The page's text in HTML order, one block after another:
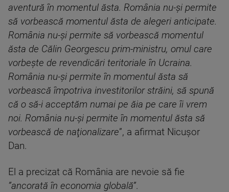
aventură în momentul ăsta. România nu-şi permite
să vorbească momentul ăsta de alegeri anticipate.
România nu-şi permite să vorbească momentul
ăsta de Călin Georgescu prim-ministru, omul care
vorbeşte de revendicări teritoriale în Ucraina.
România nu-şi permite în momentul ăsta să
vorbească împotriva investitorilor străini, să spună
că o să-i acceptăm numai pe ăia pe care îi vrem
noi. România nu-şi permite în momentul ăsta să
vorbească de naţionalizare”, a afirmat Nicuşor
Dan.
El a precizat că România are nevoie să fie
”ancorată în economia globală”.